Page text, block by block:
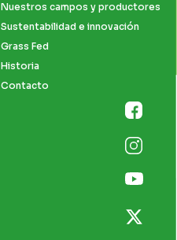
Nuestros campos y productores
Sustentabilidad e innovación
Grass Fed
Historia
Contacto